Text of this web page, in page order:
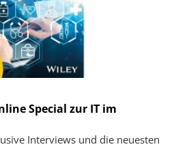
Special zur IT im
Interviews und die neuesten